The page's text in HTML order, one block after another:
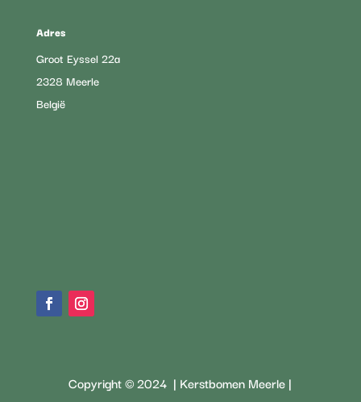
Adres
Groot Eyssel 22a
2328 Meerle
België
Copyright © 2024 | Kerstbomen Meerle |